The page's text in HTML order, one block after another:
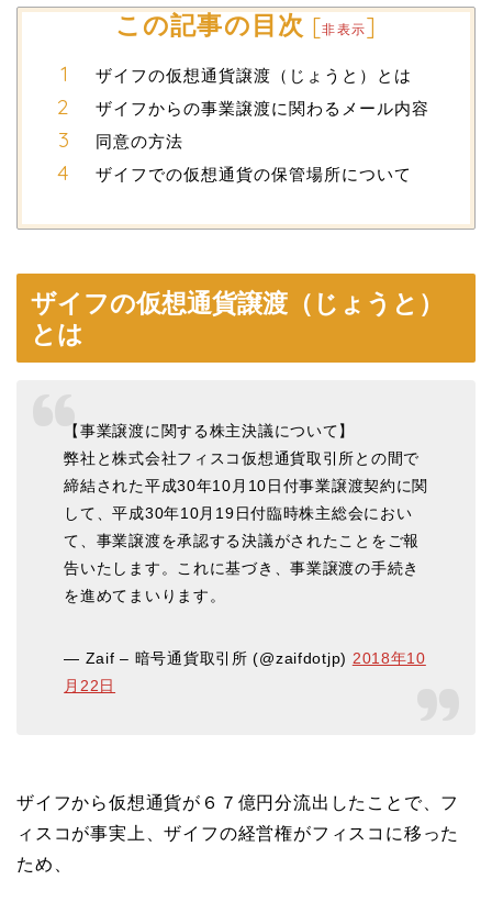
この記事の目次 [非表示]
ザイフの仮想通貨譲渡（じょうと）とは
ザイフからの事業譲渡に関わるメール内容
同意の方法
ザイフでの仮想通貨の保管場所について
ザイフの仮想通貨譲渡（じょうと）
とは
【事業譲渡に関する株主決議について】
弊社と株式会社フィスコ仮想通貨取引所との間で
締結された平成30年10月10日付事業譲渡契約に関
して、平成30年10月19日付臨時株主総会におい
て、事業譲渡を承認する決議がされたことをご報
告いたします。これに基づき、事業譲渡の手続き
を進めてまいります。
— Zaif – 暗号通貨取引所 (@zaifdotjp) 2018年10
月22日
ザイフから仮想通貨が６７億円分流出したことで、フ
ィスコが事実上、ザイフの経営権がフィスコに移った
ため、